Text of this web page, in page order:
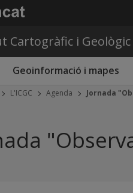
Cartogràfic i Geològic
principal ICGC
Geoinformació i mapes
L'ICGC Agenda Jornada